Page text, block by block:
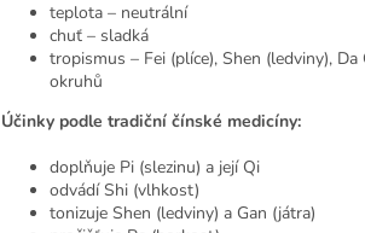
teplota – neutrální
chuť – sladká
tropismus – Fei (plíce), Shen (ledviny),
okruhů
Účinky podle tradiční čínské medicíny:
doplňuje Pi (slezinu) a její Qi
odvádí Shi (vlhkost)
tonizuje Shen (ledviny) a Gan (játra)